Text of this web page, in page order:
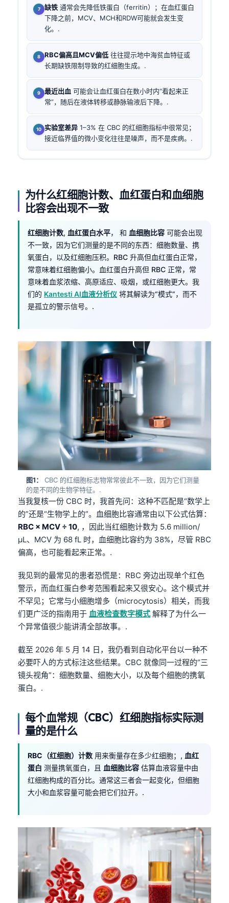
缺铁 通常会先降低铁蛋白（ferritin）；在血红蛋白
下降之前，MCV、MCH和RDW可能就会发生变
化。.
RBC偏高且MCV偏低 往往提示地中海贫血特征或
长期缺铁限制导致的红细胞生成。.
最近出血 可能会让血红蛋白在数小时内“看起来正
常”，随后在液体转移或静脉输液后下降。.
实验室差异 1–3% 在 CBC 的红细胞指标中很常见；
接近临界值的微小变化往往是噪声，而不是疾病。.
为什么红细胞计数、血红蛋白和血细胞
比容会出现不一致
红细胞计数, 血红蛋白水平， 和 血细胞比容 可能会出现
不一致，因为它们测量的是不同的东西：细胞数量、携
氧蛋白，以及红细胞压积。RBC 升高但血红蛋白正常，
常意味着红细胞偏小。血红蛋白升高但 RBC 正常，常
意味着血浆浓缩、高原适应、吸烟，或红细胞更大。我
们的 Kantesti AI血液分析仪 将其解读为“模式”，而不
是孤立的警示信号。.
图1：
CBC 的红细胞标志物常常彼此不一致，因为它们测量
的是不同的生物学特征。.
当我复核一份 CBC 时，我首先问：这种不匹配是“数学上
的”还是“生物学上的”。血细胞比容通常由以下公式估算：
RBC × MCV ÷ 10, ，因此当红细胞计数为 5.6 million/
µL、MCV 为 68 fL 时，血细胞比容约为 38%，尽管 RBC
偏高，也可能看起来正常。.
我见到的最常见的患者恐慌是：RBC 旁边出现单个红色
警示，而血红蛋白参考范围看起来又很安心。这个模式并
不罕见；它常与小细胞增多（microcytosis）相关，而我
们更广泛的指南用于 血液检查数字模式 解释了为什么一
个异常值很少能讲清全部故事。.
截至 2026 年 5 月 14 日，我仍看到自动化平台以一种不
必要吓人的方式标注这些结果。CBC 就像同一过程的“三
镜头视角”：细胞数量、细胞大小，以及每个细胞的携氧
蛋白。.
每个血常规（CBC）红细胞指标实际测
量的是什么
RBC（红细胞）计数 用来衡量存在多少红细胞；, 血红
蛋白 测量携氧蛋白，且 血细胞比容 估算血液容量中由
红细胞构成的百分比。通常这三者会一起变化，但细胞
大小和血浆容量可能会把它们拉开。.